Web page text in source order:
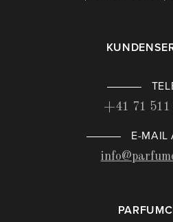
+41 71 511
E-MAIL